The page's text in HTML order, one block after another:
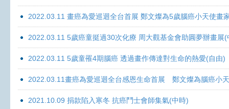
2022.03.11 畫癌為愛巡迴全台首展 鄭文燦為5歲腦癌小天使畫
2022.03.11 5歲癌童挺過30次化療 周大觀基金會助圓夢辦畫展
2022.03.11 5歲童罹4期腦癌 透過畫作傳達對生命的熱愛(自由)
2022.03.11畫癌為愛巡迴全台感恩生命首展 鄭文燦為腦癌小
2021.10.09 捐款陷入寒冬 抗癌鬥士會師集氣(中時)